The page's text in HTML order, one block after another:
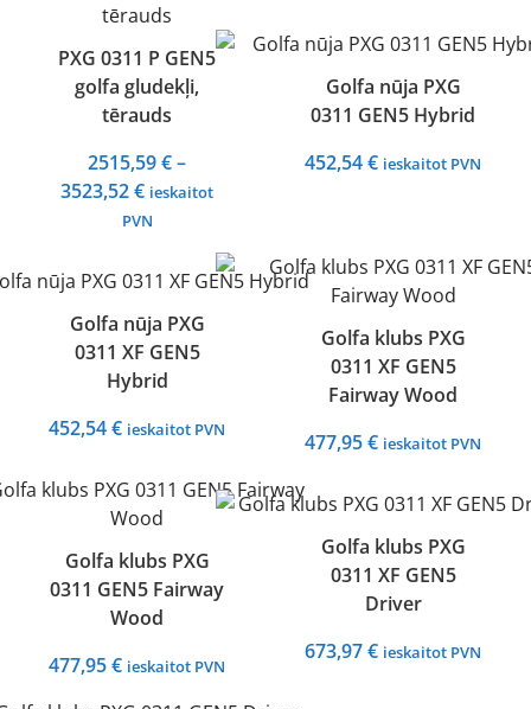
3523,52 €
PXG 0311 P GEN5
golfa gludekļi,
tērauds
2515,59€ –
3523,52€Price
range:
2515,59 €
through
ieskaitot
PVN
Golfa nūja PXG
0311 GEN5 Hybrid
452,54€ ieskaitot PVN
Golfa nūja PXG
0311 XF GEN5
Hybrid
452,54€ ieskaitot PVN
Golfa klubs PXG
0311 XF GEN5
Fairway Wood
477,95€ ieskaitot PVN
Golfa klubs PXG
0311 GEN5 Fairway
Wood
477,95€ ieskaitot PVN
Golfa klubs PXG
0311 XF GEN5
Driver
673,97€ ieskaitot PVN